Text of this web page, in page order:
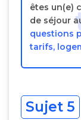
êtes un(e)
de séjour
questions
tarifs,
Sujet 5